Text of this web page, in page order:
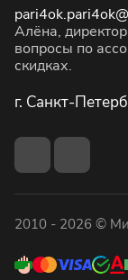
Алёна,
вопросы по
скидках.
г. Санкт-
2010 - 2026 ©